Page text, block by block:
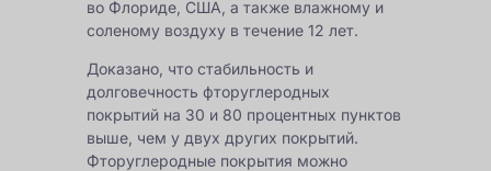
во Флориде, США, а также влажному и
соленому воздуху в течение 12 лет.
Доказано, что стабильность и
долговечность фторуглеродных
покрытий на 30 и 80 процентных пунктов
выше, чем у двух других покрытий.
Фторуглеродные покрытия можно